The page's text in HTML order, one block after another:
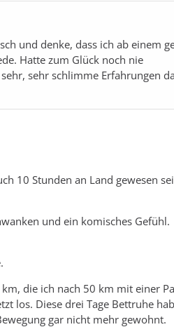
und denke, dass ich ab einem
Hatte zum Glück noch nie
sehr schlimme Erfahrungen
10 Stunden an Land gewesen
und ein komisches Gefühl.
die ich nach 50 km mit einer
los. Diese drei Tage Bettruhe
gar nicht mehr gewohnt.